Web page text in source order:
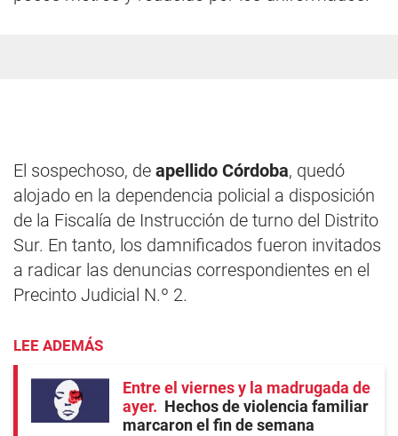
El sospechoso, de apellido Córdoba, quedó
alojado en la dependencia policial a disposición
de la Fiscalía de Instrucción de turno del Distrito
Sur. En tanto, los damnificados fueron invitados
a radicar las denuncias correspondientes en el
Precinto Judicial N.º 2.
LEE ADEMÁS
Entre el viernes y la madrugada de
ayer
Hechos de violencia familiar
marcaron el fin de semana